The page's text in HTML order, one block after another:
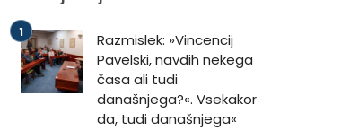
Razmislek: »Vincencij
Pavelski, navdih nekega
časa ali tudi
današnjega?«. Vsekakor
da, tudi današnjega«